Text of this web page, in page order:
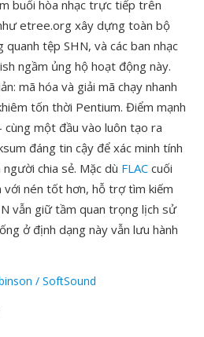
buổi hòa nhạc trực tiếp trên
etree.org xây dựng toàn bộ
tệp SHN, và các ban nhạc
ngầm ủng hộ hoạt động này.
mã hóa và giải mã chạy nhanh
tốn thời Pentium. Điểm mạnh
một đầu vào luôn tạo ra
đáng tin cậy để xác minh tính
chia sẻ. Mặc dù FLAC cuối
với nén tốt hơn, hỗ trợ tìm kiếm
vẫn giữ tầm quan trọng lịch sử
ở định dạng này vẫn lưu hành
/ SoftSound